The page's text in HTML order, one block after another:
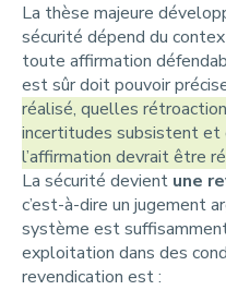
La thèse majeure
sécurité dépend du
toute affirmation
est sûr doit pouvoir
réalisé, quelles
incertitudes subsistent et
l’affirmation devrait être
La sécurité devient une
c’est-à-dire un jugement
système est
exploitation dans des
revendication est :